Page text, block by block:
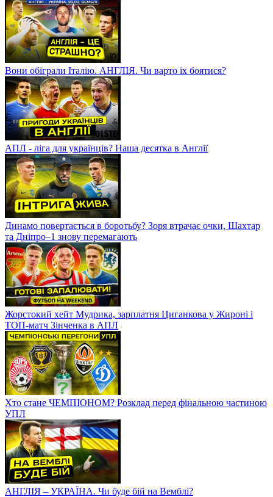
Вони обіграли Італію. АНГЛІЯ. Чи варто їх боятися?
АПЛ - ліга для українців? Наша десятка в Англії
Динамо повертається в боротьбу? Зоря втрачає очки, Шахтар
та Дніпро–1 знову перемагають
Жорстокий хейт Мудрика, зарплатня Циганкова у Жироні і
ТОП-матч Зінченка в АПЛ
Хто стане ЧЕМПІОНОМ? Розклад перед фінальною частиною
УПЛ
АНГЛІЯ – УКРАЇНА. Чи буде бій на Вемблі?